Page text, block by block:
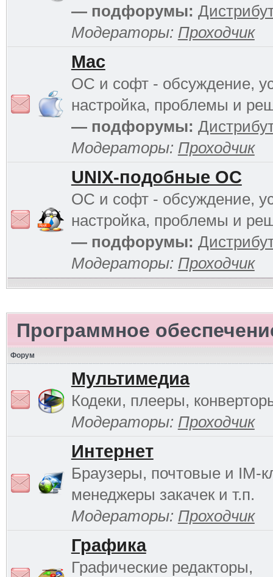
— подфорумы:
Модераторы: Проходчик
Mac
ОС и софт - обсуждение,
настройка, проблемы и
— подфорумы:
Модераторы: Проходчик
UNIX-подобные ОС
ОС и софт - обсуждение,
настройка, проблемы и
— подфорумы:
Модераторы: Проходчик
Программное
Форум
Мультимедиа
Кодеки, плееры,
Модераторы: Проходчик
Интернет
Браузеры, почтовые и IM-
менеджеры закачек и т.п.
Модераторы: Проходчик
Графика
Графические редакторы,